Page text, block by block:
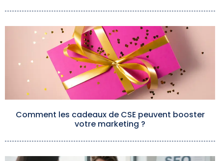
Comment les cadeaux de CSE peuvent booster
votre marketing ?